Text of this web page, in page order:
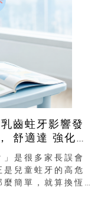
齒蛀牙影響發
」是很多家長誤會
兒童蛀牙的高危
簡單，就算換恆